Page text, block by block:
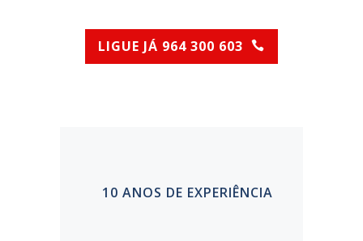
LIGUE JÁ 964 300 603
10 ANOS DE EXPERIÊNCIA